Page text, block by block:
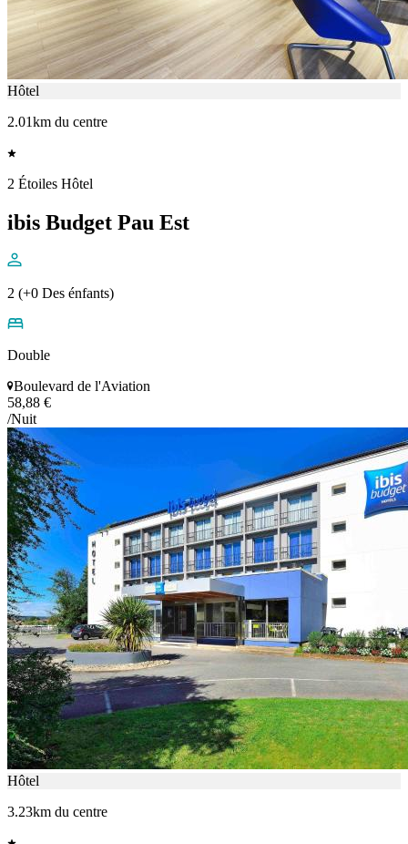
Hôtel
2.01km du centre
2 Étoiles Hôtel
ibis Budget Pau Est
2 (+0 Des énfants)
Double
Boulevard de l'Aviation
58,88 €
/Nuit
Hôtel
3.23km du centre